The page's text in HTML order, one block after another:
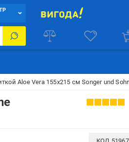
Aloe Vera 155x215 см Songer und
КОД